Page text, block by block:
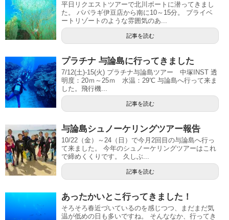
平日リクエストツアーで北川ボートに潜ってきまし
た。 パパラギ伊豆店から南に10～15分。 プライベ
ートリゾートのような雰囲気のあ...
記事を読む
プラチナ 与論島に行ってきました
7/12(土)-15(火) プラチナ与論島ツアー 中塚INST 透
明度：20ｍ～25ｍ 水温：29℃ 与論島へ行って来ま
した。飛行機...
記事を読む
与論島シュノーケリングツアー報告
10/22（金）～24（日）で今月2回目の与論島へ行っ
て来ました。 今年のシュノーケリングツアーはこれ
で締めくくりです。 久しぶ...
記事を読む
あったかいとこ行ってきました！
そろそろ春近づいているのを感じつつ、まだまだ気
温が低めの日も多いですね。 そんななか、行ってき